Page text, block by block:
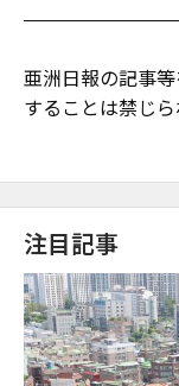
亜洲日報の記事
することは禁じら
注目記事